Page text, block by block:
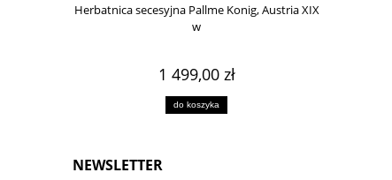
Herbatnica secesyjna Pallme Konig, Austria XIX
w
1 499,00 zł
do koszyka
NEWSLETTER